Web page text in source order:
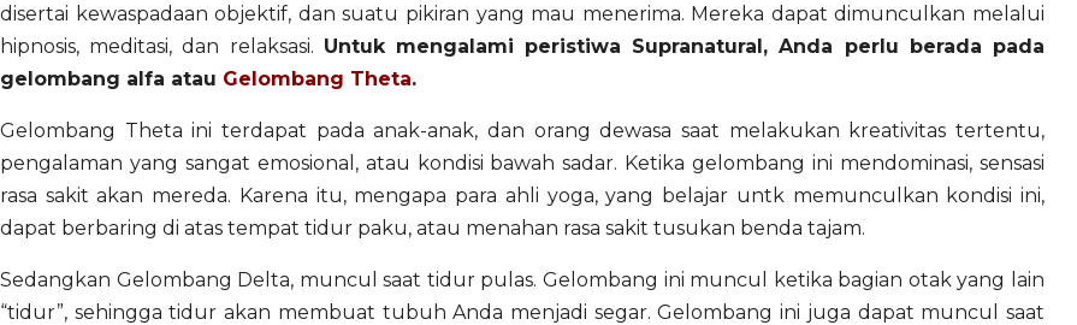
disertai kewaspadaan objektif, dan suatu pikiran yang mau menerima. Mereka dapat dimunculkan melalui
hipnosis, meditasi, dan relaksasi. Untuk mengalami peristiwa Supranatural, Anda perlu berada pada
gelombang alfa atau Gelombang Theta.
Gelombang Theta ini terdapat pada anak-anak, dan orang dewasa saat melakukan kreativitas tertentu,
pengalaman yang sangat emosional, atau kondisi bawah sadar. Ketika gelombang ini mendominasi, sensasi
rasa sakit akan mereda. Karena itu, mengapa para ahli yoga, yang belajar untk memunculkan kondisi ini,
dapat berbaring di atas tempat tidur paku, atau menahan rasa sakit tusukan benda tajam.
Sedangkan Gelombang Delta, muncul saat tidur pulas. Gelombang ini muncul ketika bagian otak yang lain
“tidur”, sehingga tidur akan membuat tubuh Anda menjadi segar. Gelombang ini juga dapat muncul saat